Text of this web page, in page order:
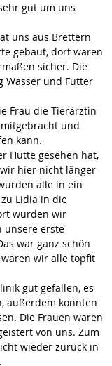
gut um uns
uns aus Brettern
gebaut, dort waren
sicher. Die
Wasser und Futter
Frau die Tierärztin
und
kann.
Hütte gesehen hat,
hier nicht länger
alle in ein
Lidia in die
wurden wir
unsere erste
war ganz schön
wir alle topfit
gut gefallen, es
außerdem konnten
Die Frauen waren
von uns. Zum
wieder zurück in